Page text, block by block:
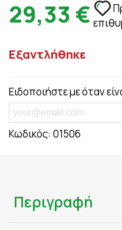
29,33 €
Εξαντλήθηκε
Ειδοποιήστε με όταν
Κωδικός: 01506
Περιγραφή